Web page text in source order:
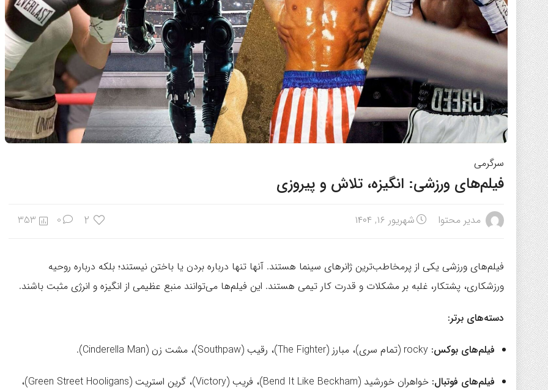
سرگرمی
فیلم‌های ورزشی: انگیزه، تلاش و پیروزی
مدیر محتوا شهریور ۱۶, ۱۴۰۴ 2
0
353
فیلم‌های ورزشی یکی از پرمخاطب‌ترین ژانرهای سینما هستند. آنها تنها درباره بردن یا باختن نیستند؛ بلکه درباره روحیه
ورزشکاری، پشتکار، غلبه بر مشکلات و قدرت کار تیمی هستند. این فیلم‌ها می‌توانند منبع عظیمی از انگیزه و انرژی مثبت باشند.
دسته‌های برتر:
فیلم‌های بوکس:
فیلم‌های فوتبال:
خواهران خورشید (Bend It Like Beckham)، فریب (Victory)، گرین استریت (Green Street Hooligans)،